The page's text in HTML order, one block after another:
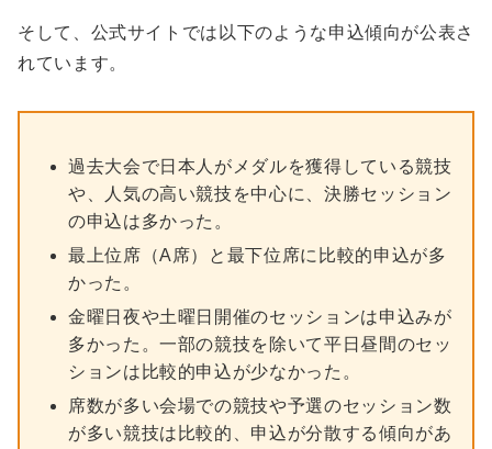
そして、公式サイトでは以下のような申込傾向が公表さ
れています。
過去大会で日本人がメダルを獲得している競技
や、人気の高い競技を中心に、決勝セッション
の申込は多かった。
最上位席（A席）と最下位席に比較的申込が多
かった。
金曜日夜や土曜日開催のセッションは申込みが
多かった。一部の競技を除いて平日昼間のセッ
ションは比較的申込が少なかった。
席数が多い会場での競技や予選のセッション数
が多い競技は比較的、申込が分散する傾向があ